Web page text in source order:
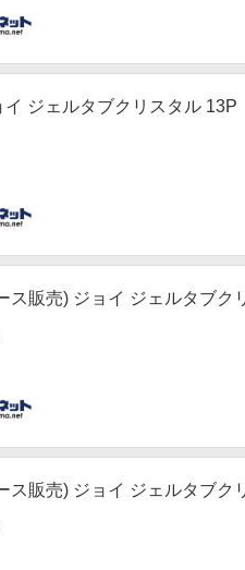
イ ジェルタブクリスタル 13P
ス販売) ジョイ ジェルタブク
ス販売) ジョイ ジェルタブク